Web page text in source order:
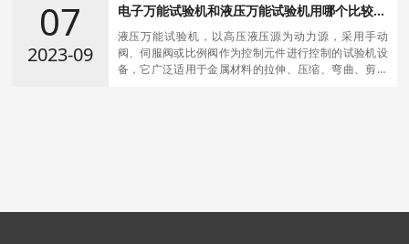
07
2023-09
电子万能试验机和液压万能试验机用哪个比较
液压万能试验机，以高压液压源为动力源，采用手动
阀、伺服阀或比例阀作为控制元件进行控制的试验机设
备，它广泛适用于金属材料的拉伸、压缩、弯曲、剪切